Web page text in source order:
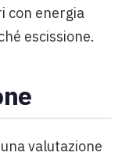
con energia
escissione.
valutazione